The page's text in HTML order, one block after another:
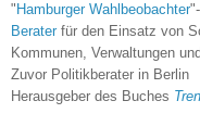
" Hamburger Wahlbeobachter
Berater für den Einsatz von
Kommunen, Verwaltungen
Zuvor Politikberater in Berlin
Herausgeber des Buches